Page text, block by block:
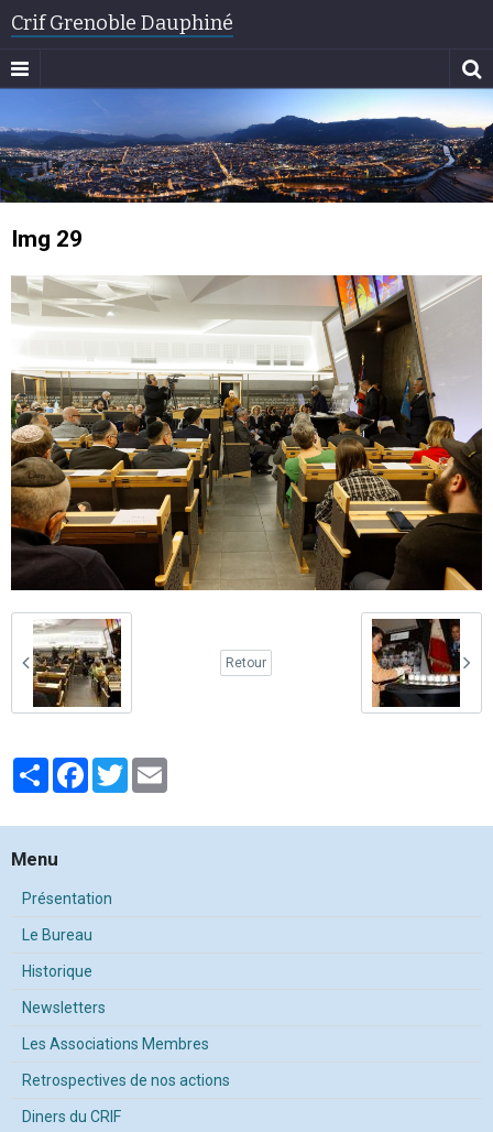
Crif Grenoble Dauphiné
Img 29
Retour
PartagerFacebook
Twitter
Menu
Présentation
Le Bureau
Historique
Newsletters
Les Associations Membres
Retrospectives de nos actions
Diners du CRIF